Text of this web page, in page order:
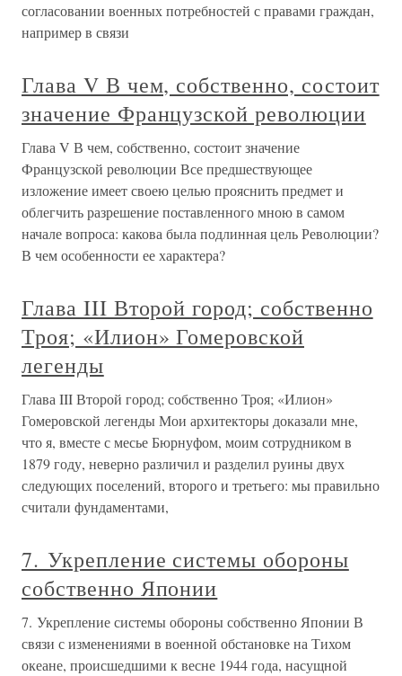
согласовании военных потребностей с правами граждан,
например в связи
Глава V В чем, собственно, состоит
значение Французской революции
Глава V В чем, собственно, состоит значение
Французской революции Все предшествующее
изложение имеет своею целью прояснить предмет и
облегчить разрешение поставленного мною в самом
начале вопроса: какова была подлинная цель Революции?
В чем особенности ее характера?
Глава III Второй город; собственно
Троя; «Илион» Гомеровской
легенды
Глава III Второй город; собственно Троя; «Илион»
Гомеровской легенды Мои архитекторы доказали мне,
что я, вместе с месье Бюрнуфом, моим сотрудником в
1879 году, неверно различил и разделил руины двух
следующих поселений, второго и третьего: мы правильно
считали фундаментами,
7. Укрепление системы обороны
собственно Японии
7. Укрепление системы обороны собственно Японии В
связи с изменениями в военной обстановке на Тихом
океане, происшедшими к весне 1944 года, насущной